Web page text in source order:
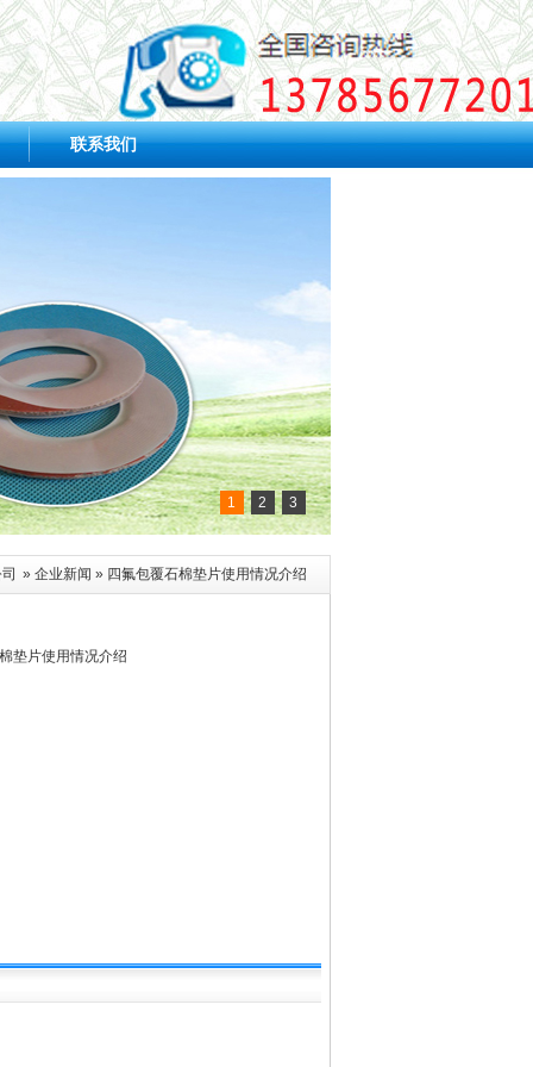
联系我们
1 2 3
» 企业新闻 » 四氟包覆石棉垫片使用情况介绍
垫片使用情况介绍